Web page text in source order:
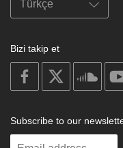
Bizi takip et
on
facebook
Subscribe to our
Enter